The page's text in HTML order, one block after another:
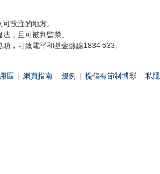
投注的地方。
，且可被判監禁。
，可致電平和基金熱線1834 633。
區 網頁指南 規例 提倡有節制博彩 私